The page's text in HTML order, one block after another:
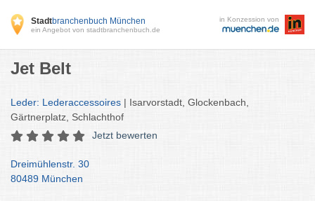
Stadtbranchenbuch München
ein Angebot von stadtbranchenbuch.de
in Konzession von
Jet Belt
Leder: Lederaccessoires | Isarvorstadt, Glockenbach,
Gärtnerplatz, Schlachthof
Jetzt bewerten
Dreimühlenstr. 30
80489 München